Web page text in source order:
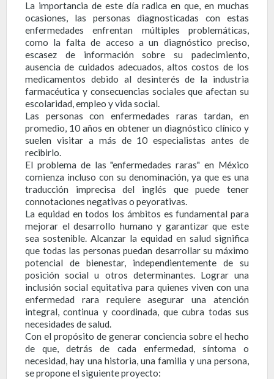
La importancia de este día radica en que, en muchas
ocasiones, las personas diagnosticadas con estas
enfermedades enfrentan múltiples problemáticas,
como la falta de acceso a un diagnóstico preciso,
escasez de información sobre su padecimiento,
ausencia de cuidados adecuados, altos costos de los
medicamentos debido al desinterés de la industria
farmacéutica y consecuencias sociales que afectan su
escolaridad, empleo y vida social.
Las personas con enfermedades raras tardan, en
promedio, 10 años en obtener un diagnóstico clínico y
suelen visitar a más de 10 especialistas antes de
recibirlo.
El problema de las "enfermedades raras" en México
comienza incluso con su denominación, ya que es una
traducción imprecisa del inglés que puede tener
connotaciones negativas o peyorativas.
La equidad en todos los ámbitos es fundamental para
mejorar el desarrollo humano y garantizar que este
sea sostenible. Alcanzar la equidad en salud significa
que todas las personas puedan desarrollar su máximo
potencial de bienestar, independientemente de su
posición social u otros determinantes. Lograr una
inclusión social equitativa para quienes viven con una
enfermedad rara requiere asegurar una atención
integral, continua y coordinada, que cubra todas sus
necesidades de salud.
Con el propósito de generar conciencia sobre el hecho
de que, detrás de cada enfermedad, síntoma o
necesidad, hay una historia, una familia y una persona,
se propone el siguiente proyecto: